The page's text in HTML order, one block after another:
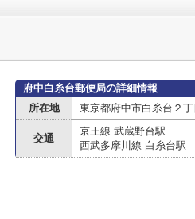
府中白糸台郵便局の詳細情報
所在地
東京都府中市白糸台２丁
交通
京王線 武蔵野台駅
西武多摩川線 白糸台駅